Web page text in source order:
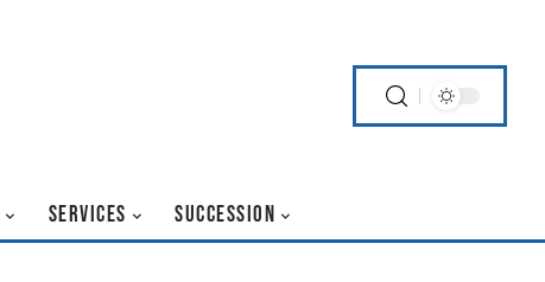
SERVICES SUCCESSION